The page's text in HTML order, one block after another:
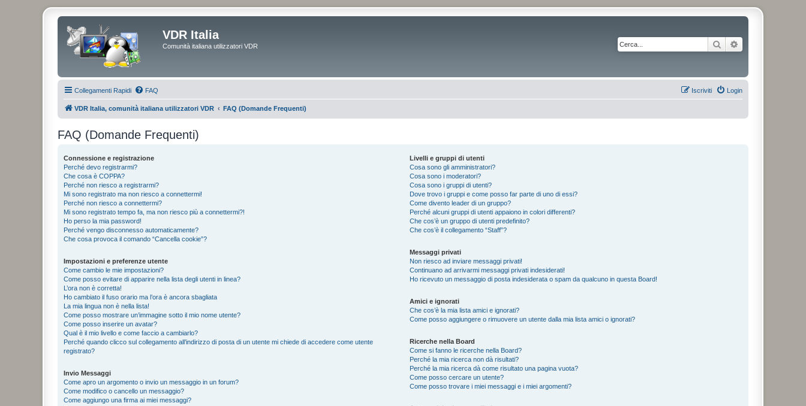
VDR Italia
Comunità italiana utilizzatori VDR Cerca
Collegamenti Rapidi FAQ Login
Iscriviti
VDR Italia, comunità italiana utilizzatori VDR FAQ (Domande Frequenti)
FAQ (Domande Frequenti)
Connessione e registrazione
Perché devo registrarmi?
Che cosa è COPPA?
Perché non riesco a registrarmi?
Mi sono registrato ma non riesco a connettermi!
Perché non riesco a connettermi?
Mi sono registrato tempo fa, ma non riesco più a connettermi?!
Ho perso la mia password!
Perché vengo disconnesso automaticamente?
Che cosa provoca il comando “Cancella cookie”?
Impostazioni e preferenze utente
Come cambio le mie impostazioni?
Come posso evitare di apparire nella lista degli utenti in linea?
L’ora non è corretta!
Ho cambiato il fuso orario ma l’ora è ancora sbagliata
La mia lingua non è nella lista!
Come posso mostrare un’immagine sotto il mio nome utente?
Come posso inserire un avatar?
Qual è il mio livello e come faccio a cambiarlo?
Perché quando clicco sul collegamento all’indirizzo di posta di un utente mi chiede di accedere come utente
registrato?
Invio Messaggi
Come apro un argomento o invio un messaggio in un forum?
Come modifico o cancello un messaggio?
Come aggiungo una firma ai miei messaggi?
Livelli e gruppi di utenti
Cosa sono gli amministratori?
Cosa sono i moderatori?
Cosa sono i gruppi di utenti?
Dove trovo i gruppi e come posso far parte di uno di essi?
Come divento leader di un gruppo?
Perché alcuni gruppi di utenti appaiono in colori differenti?
Che cos’è un gruppo di utenti predefinito?
Che cos’è il collegamento “Staff”?
Messaggi privati
Non riesco ad inviare messaggi privati!
Continuano ad arrivarmi messaggi privati indesiderati!
Ho ricevuto un messaggio di posta indesiderata o spam da qualcuno in questa Board!
Amici e ignorati
Che cos’è la mia lista amici e ignorati?
Come posso aggiungere o rimuovere un utente dalla mia lista amici o ignorati?
Ricerche nella Board
Come si fanno le ricerche nella Board?
Perché la mia ricerca non dà risultati?
Perché la mia ricerca dà come risultato una pagina vuota?
Come posso cercare un utente?
Come posso trovare i miei messaggi e i miei argomenti?